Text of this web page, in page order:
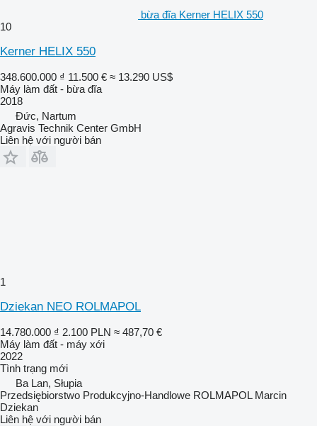
bừa đĩa Kerner HELIX 550
10
Kerner HELIX 550
348.600.000 ₫ 11.500 € ≈ 13.290 US$
Máy làm đất - bừa đĩa
2018
Đức, Nartum
Agravis Technik Center GmbH
Liên hệ với người bán
1
Dziekan NEO ROLMAPOL
14.780.000 ₫ 2.100 PLN ≈ 487,70 €
Máy làm đất - máy xới
2022
Tình trạng mới
Ba Lan, Słupia
Przedsiębiorstwo Produkcyjno-Handlowe ROLMAPOL Marcin
Dziekan
Liên hệ với người bán